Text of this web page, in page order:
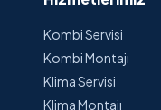
Kombi Servisi
Kombi Montajı
Klima Servisi
Klima Montajı